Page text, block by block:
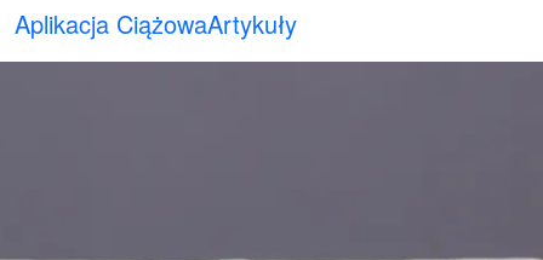
Aplikacja CiążowaArtykuły